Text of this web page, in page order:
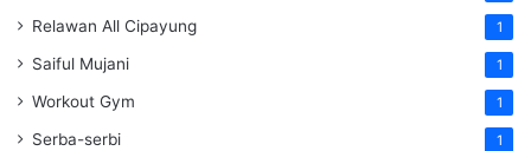
Relawan All Cipayung 1
Saiful Mujani 1
Workout Gym 1
Serba-serbi 1